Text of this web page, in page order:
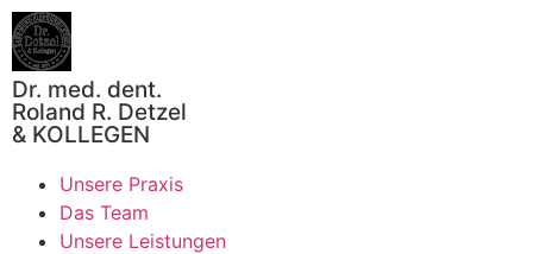
Dr. med. dent.
Roland R. Detzel
& KOLLEGEN
Unsere Praxis
Das Team
Unsere Leistungen